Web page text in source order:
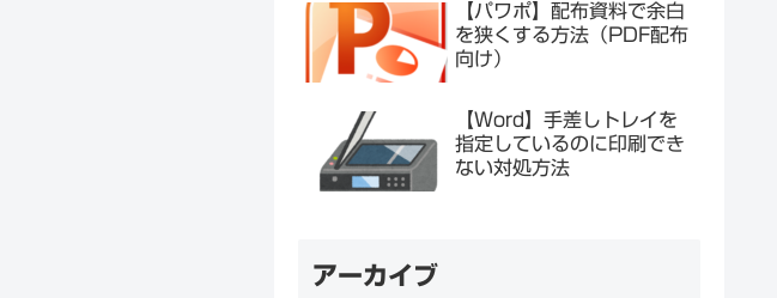
【パワポ】配布資料で余白
を狭くする方法（PDF配布
向け）
【Word】手差しトレイを
指定しているのに印刷でき
ない対処方法
アーカイブ